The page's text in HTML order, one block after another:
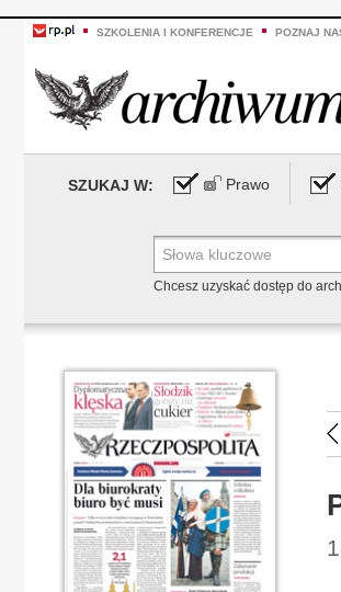
SZKOLENIA I KONFERENCJE POZNAJ
SZUKAJ W: Prawo
Chcesz uzyskać dostęp do